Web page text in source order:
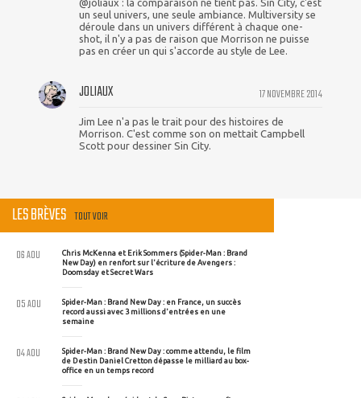
@joliaux : la comparaison ne tient pas. Sin City, c'est
un seul univers, une seule ambiance. Multiversity se
déroule dans un univers différent à chaque one-
shot, il n'y a pas de raison que Morrison ne puisse
pas en créer un qui s'accorde au style de Lee.
17 NOVEMBRE 2014
JOLIAUX
Jim Lee n'a pas le trait pour des histoires de
Morrison. C'est comme son on mettait Campbell
Scott pour dessiner Sin City.
LES BRÈVES TOUT VOIR
Chris McKenna et Erik Sommers (Spider-Man : Brand
New Day) en renfort sur l'écriture de Avengers :
Doomsday et Secret Wars
06 AOU
Spider-Man : Brand New Day : en France, un succès
record aussi avec 3 millions d'entrées en une
semaine
05 AOU
Spider-Man : Brand New Day : comme attendu, le film
de Destin Daniel Cretton dépasse le milliard au box-
office en un temps record
04 AOU